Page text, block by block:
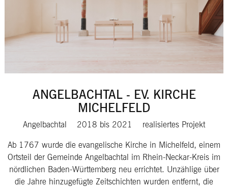
ANGELBACHTAL - EV. KIRCHE
MICHELFELD
Angelbachtal 2018 bis 2021
realisiertes Projekt
Ab 1767 wurde die evangelische Kirche in Michelfeld, einem
Ortsteil der Gemeinde Angelbachtal im Rhein-Neckar-Kreis im
nördlichen Baden-Württemberg neu errichtet. Unzählige über
die Jahre hinzugefügte Zeitschichten wurden entfernt, die